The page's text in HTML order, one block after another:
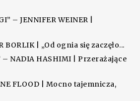
– JENNIFER WEINER |
BORLIK | „Od ognia się zaczęło...
– NADIA HASHIMI | Przerażające
FLOOD | Mocno tajemnicza,